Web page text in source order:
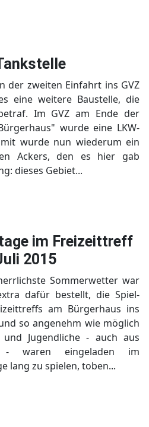
der zweiten Einfahrt ins GVZ
eine weitere Baustelle, die
Im GVZ am Ende der
wurde eine LKW-
wurde nun wiederum ein
Ackers, den es hier gab
dieses Gebiet...
im Freizeittreff
2015
Sommerwetter war
dafür bestellt, die Spiel-
am Bürgerhaus ins
so angenehm wie möglich
Jugendliche - auch aus
- waren eingeladen im
lang zu spielen, toben...